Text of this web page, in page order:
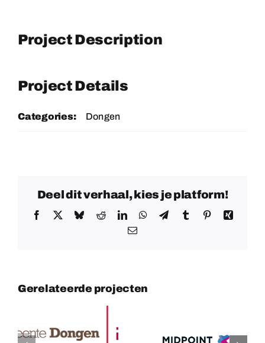
Project Description
Project Details
Categories: Dongen
Deel dit verhaal, kies je platform!
Facebook BlueskyRedditLinkedInWhatsApp
TelegramTumblr PinterestXing
E-
Gerelateerde projecten